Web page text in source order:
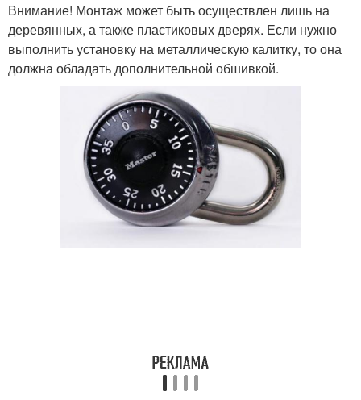
Внимание! Монтаж может быть осуществлен лишь на
деревянных, а также пластиковых дверях. Если нужно
выполнить установку на металлическую калитку, то она
должна обладать дополнительной обшивкой.